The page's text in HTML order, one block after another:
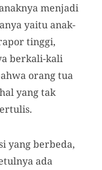
menjadi
yaitu anak-
tinggi,
berkali-kali
orang tua
yang tak
yang berbeda,
ada